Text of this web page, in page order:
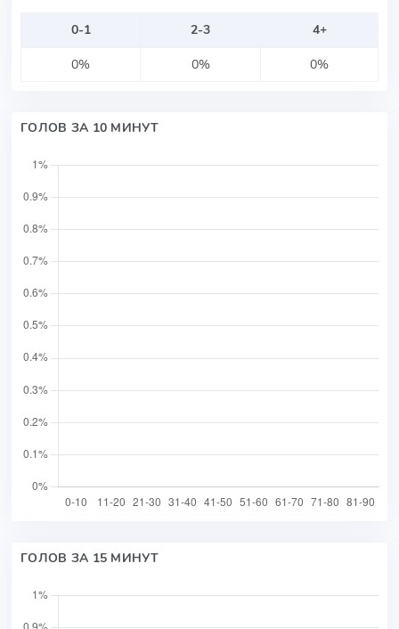
0-1 2-3
4+
0%
0% 0%
ГОЛОВ ЗА 10 МИНУТ
ГОЛОВ ЗА 15 МИНУТ